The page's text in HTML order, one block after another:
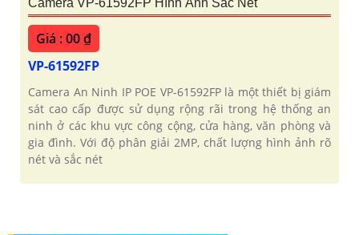
Camera VP-61592FP Hình Ảnh Sắc Nét
Giá : 00 ₫
VP-61592FP
Camera An Ninh IP POE VP-61592FP là một thiết bị giám
sát cao cấp được sử dụng rộng rãi trong hệ thống an
ninh ở các khu vực công cộng, cửa hàng, văn phòng và
gia đình. Với độ phân giải 2MP, chất lượng hình ảnh rõ
nét và sắc nét